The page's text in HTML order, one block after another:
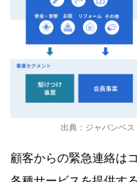
出典：ジャパンベ
顧客からの緊急連絡は